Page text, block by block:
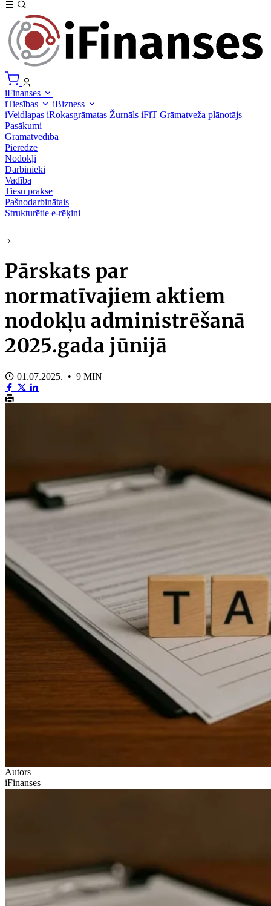
iFinanses
iTiesības
iBizness
iVeidlapas iRokasgrāmatas Žurnāls iFiT Grāmatveža plānotājs
Pasākumi
Grāmatvedība
Pieredze
Nodokļi
Darbinieki
Vadība
Tiesu prakse
Pašnodarbinātais
Strukturētie e-rēķini
Pārskats par
normatīvajiem aktiem
nodokļu administrēšanā
2025.gada jūnijā
01.07.2025. • 9 MIN
Autors
iFinanses